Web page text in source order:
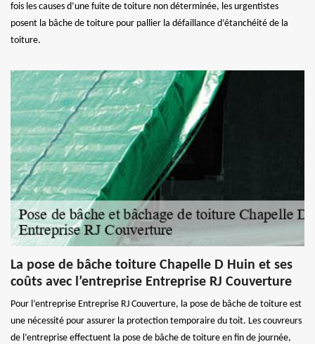
fois les causes d’une fuite de toiture non déterminée, les urgentistes
posent la bâche de toiture pour pallier la défaillance d’étanchéité de la
toiture.
La pose de bâche toiture Chapelle D Huin et ses
coûts avec l’entreprise Entreprise RJ Couverture
Pour l’entreprise Entreprise RJ Couverture, la pose de bâche de toiture est
une nécessité pour assurer la protection temporaire du toit. Les couvreurs
de l’entreprise effectuent la pose de bâche de toiture en fin de journée,